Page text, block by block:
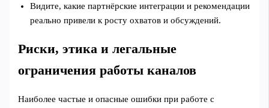
Видите, какие партнёрские интеграции и рекомендации
реально привели к росту охватов и обсуждений.
Риски, этика и легальные
ограничения работы каналов
Наиболее частые и опасные ошибки при работе с